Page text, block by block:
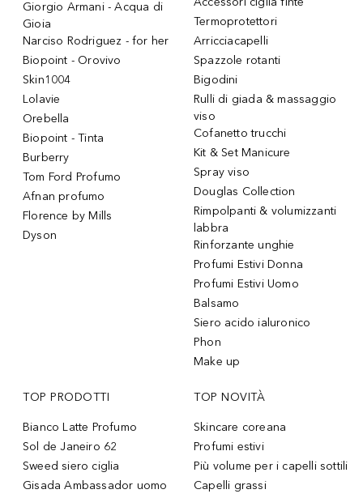
Giorgio Armani - Acqua di
Gioia
Narciso Rodriguez - for her
Biopoint - Orovivo
Skin1004
Lolavie
Orebella
Biopoint - Tinta
Burberry
Tom Ford Profumo
Afnan profumo
Florence by Mills
Dyson
Termoprotettori
Arricciacapelli
Spazzole rotanti
Bigodini
Rulli di giada & massaggio
viso
Cofanetto trucchi
Kit & Set Manicure
Spray viso
Douglas Collection
Rimpolpanti & volumizzanti
labbra
Rinforzante unghie
Profumi Estivi Donna
Profumi Estivi Uomo
Balsamo
Siero acido ialuronico
Phon
Make up
TOP PRODOTTI
Bianco Latte Profumo
Sol de Janeiro 62
Sweed siero ciglia
Gisada Ambassador uomo
TOP NOVITÀ
Skincare coreana
Profumi estivi
Più volume per i capelli sottili
Capelli grassi